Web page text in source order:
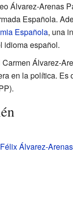
Álvarez-Arenas
Española.
Española, una
idioma español.
Álvarez-
en la política. Es
Félix Álvarez-